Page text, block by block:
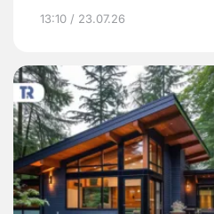
13:10 / 23.07.26